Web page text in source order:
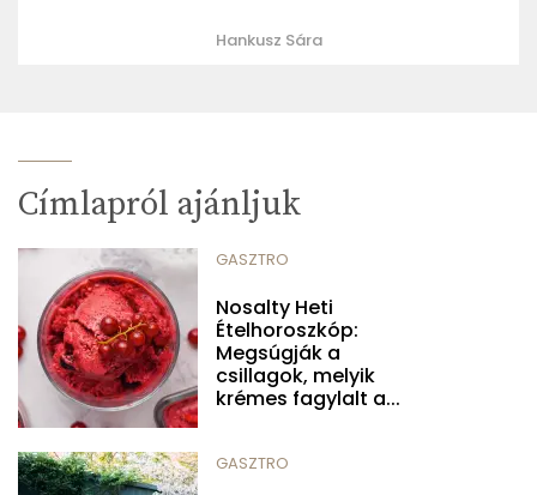
Hankusz Sára
Címlapról ajánljuk
GASZTRO
Nosalty Heti
Ételhoroszkóp:
Megsúgják a
csillagok, melyik
krémes fagylalt a...
GASZTRO